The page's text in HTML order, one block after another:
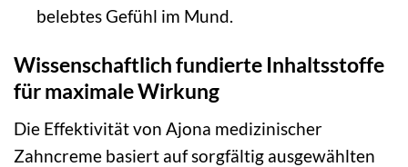
belebtes Gefühl im Mund.
Wissenschaftlich fundierte Inhaltsstoffe
für maximale Wirkung
Die Effektivität von Ajona medizinischer
Zahncreme basiert auf sorgfältig ausgewählten